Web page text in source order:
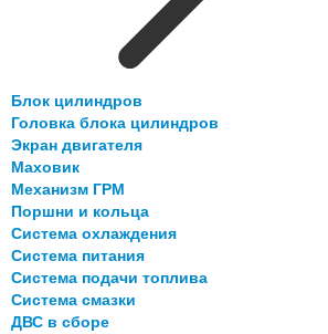
Блок цилиндров
Головка блока цилиндров
Экран двигателя
Маховик
Механизм ГРМ
Поршни и кольца
Система охлаждения
Система питания
Система подачи топлива
Система смазки
ДВС в сборе